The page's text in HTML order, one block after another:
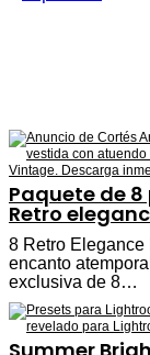
Paquete de
Retro
8 Retro Elegance
encanto
exclusiva de 8…